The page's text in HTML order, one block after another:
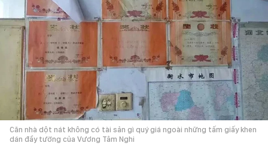
Căn nhà dột nát không có tài sản gì quý giá ngoài những tấm giấy khen
dán đầy tường của Vương Tâm Nghi